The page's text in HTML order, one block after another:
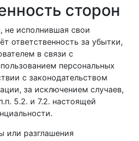
сторон
не исполнившая свои
ответственность за убытки,
в связи с
персональных
с законодательством
за исключением случаев,
5.2. и 7.2. настоящей
или разглашения